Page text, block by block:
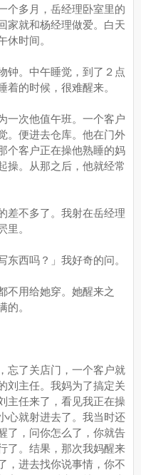
个多月，岳经理卧室里的
家就和杨经理做爱。白天
休时间。
。中午睡觉，到了２点
着的时候，很难醒来。
次他值午班。一个客户
。便进去仓库。他在门外
个客户正在操他熟睡的妈
操。从那之后，他就经常
不多了。我射在岳经理
里。
西吗？」我好奇的问。
用给她穿。她醒来之
的。
了关店门，一个客户就
刘主任。我妈为了搞定关
主任来了，看见我正在操
心就射进去了。我当时还
了，问你怎么了，你就告
了。结果，那次我妈醒来
，进去找你说事情，你不